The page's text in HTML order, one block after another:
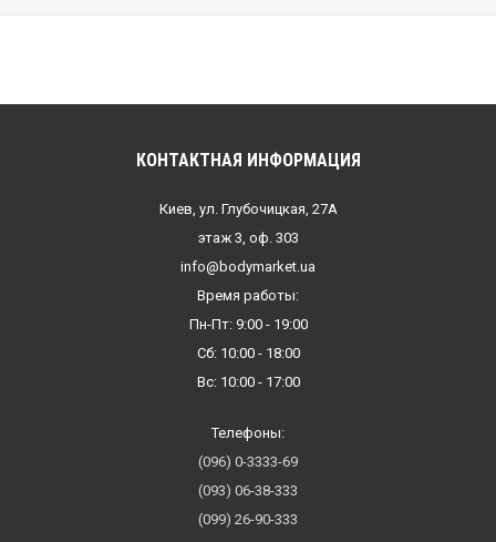
КОНТАКТНАЯ ИНФОРМАЦИЯ
Киев, ул. Глубочицкая, 27А
этаж 3, оф. 303
info@bodymarket.ua
Время работы:
Пн-Пт: 9:00 - 19:00
Сб: 10:00 - 18:00
Вс: 10:00 - 17:00
Телефоны:
(096) 0-3333-69
(093) 06-38-333
(099) 26-90-333